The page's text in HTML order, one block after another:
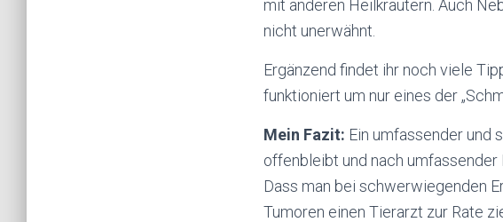
mit anderen Heilkräutern. Auch
nicht unerwähnt.
Ergänzend findet ihr noch viele
funktioniert um nur eines der
Mein Fazit: Ein umfassender und
offenbleibt und nach umfassender
Dass man bei schwerwiegenden
Tumoren einen Tierarzt zur Rate